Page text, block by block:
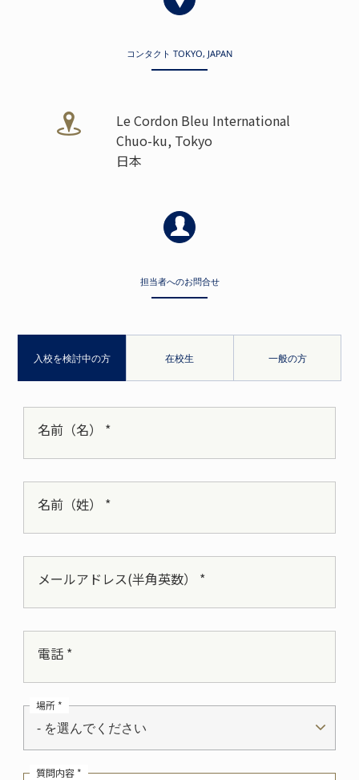
コンタクト TOKYO, JAPAN
Le Cordon Bleu International
Chuo-ku, Tokyo
日本
担当者へのお問合せ
入校を検討中の方 在校生 一般の方
名前（名） *
名前（姓） *
メールアドレス(半角英数） *
電話 *
- を選んでください
場所 *
質問内容 *